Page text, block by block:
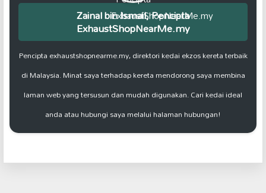
Zainal bin Ismail, Pencipta
ExhaustShopNearMe.my
Pencipta exhaustshopnearme.my, direktori kedai ekzos kereta terbaik
di Malaysia. Minat saya terhadap kereta mendorong saya membina
laman web yang tersusun dan mudah digunakan. Cari kedai ideal
anda atau hubungi saya melalui halaman hubungan!